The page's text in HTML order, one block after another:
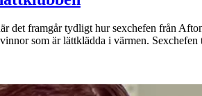
det framgår tydligt hur sexchefen från
som är lättklädda i värmen.